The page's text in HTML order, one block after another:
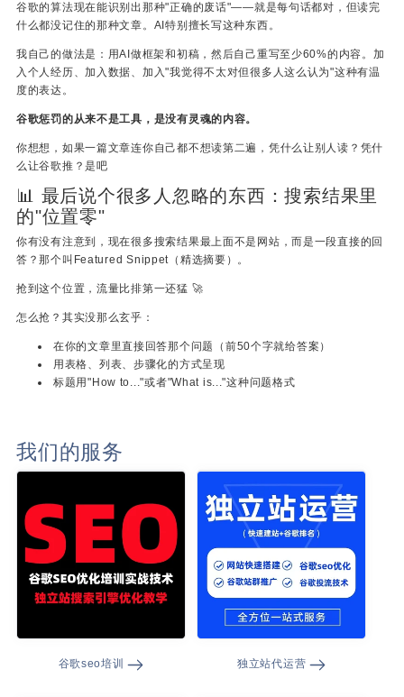
谷歌的算法现在能识别出那种"正确的废话"——就是每句话都对，但读完
什么都没记住的那种文章。AI特别擅长写这种东西。
我自己的做法是：用AI做框架和初稿，然后自己重写至少60%的内容。加
入个人经历、加入数据、加入"我觉得不太对但很多人这么认为"这种有温
度的表达。
谷歌惩罚的从来不是工具，是没有灵魂的内容。
你想想，如果一篇文章连你自己都不想读第二遍，凭什么让别人读？凭什
么让谷歌推？是吧
📊 最后说个很多人忽略的东西：搜索结果里
的"位置零"
你有没有注意到，现在很多搜索结果最上面不是网站，而是一段直接的回
答？那个叫Featured Snippet（精选摘要）。
抢到这个位置，流量比排第一还猛 🚀
怎么抢？其实没那么玄乎：
在你的文章里直接回答那个问题（前50个字就给答案）
用表格、列表、步骤化的方式呈现
标题用"How to..."或者"What is..."这种问题格式
我们的服务
谷歌seo培训 独立站代运营